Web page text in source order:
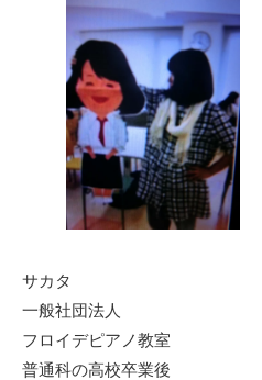
サカタ
一般社団法人
フロイデピアノ教室
普通科の高校卒業後